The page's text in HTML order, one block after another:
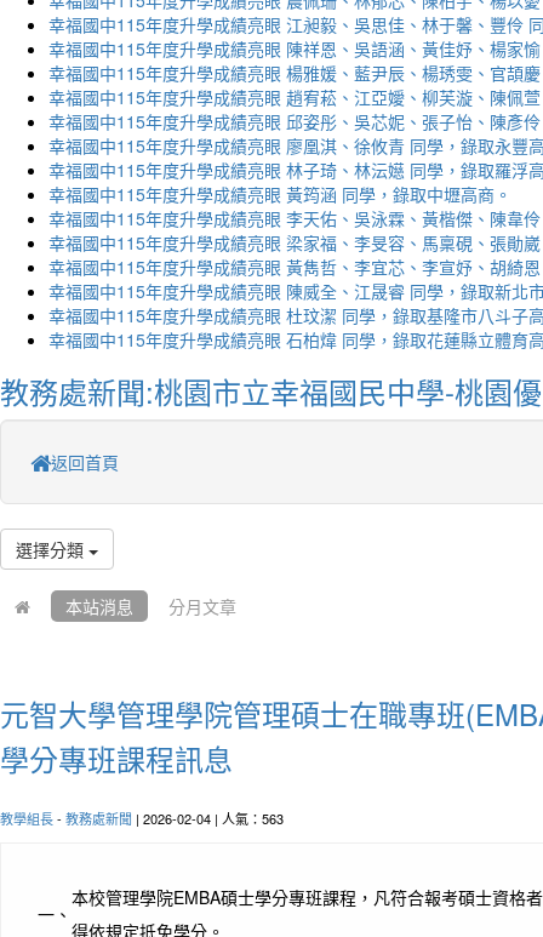
幸福國中115年度升學成績亮眼 江昶毅、吳思佳、林于馨、豐伶
幸福國中115年度升學成績亮眼 陳祥恩、吳語涵、黃佳妤、楊家
幸福國中115年度升學成績亮眼 楊雅媛、藍尹辰、楊琇雯、官頡
幸福國中115年度升學成績亮眼 趙宥菘、江亞嬡、柳芙漩、陳佩
幸福國中115年度升學成績亮眼 邱姿彤、吳芯妮、張子怡、陳彥
幸福國中115年度升學成績亮眼 廖凰淇、徐攸青 同學，錄取永豐
幸福國中115年度升學成績亮眼 林子琦、林沄嬨 同學，錄取羅浮
幸福國中115年度升學成績亮眼 黃筠涵 同學，錄取中壢高商。
幸福國中115年度升學成績亮眼 李天佑、吳泳霖、黃楷傑、陳韋
幸福國中115年度升學成績亮眼 梁家福、李旻容、馬稟硯、張勛
幸福國中115年度升學成績亮眼 黃雋哲、李宜芯、李宣妤、胡綺
幸福國中115年度升學成績亮眼 陳威全、江晟睿 同學，錄取新北
幸福國中115年度升學成績亮眼 杜玟潔 同學，錄取基隆市八斗子
幸福國中115年度升學成績亮眼 石柏煒 同學，錄取花蓮縣立體育
教務處新聞:桃園市立幸福國民中學-桃園
返回首頁
選擇分類
本站消息 分月文章
元智大學管理學院管理碩士在職專班
學分專班課程訊息
教學組長- 教務處新聞 | 2026-02-04 | 人氣：563
一、
本校管理學院EMBA碩士學分專班課程，凡符合報考碩士資格
得依規定抵免學分。